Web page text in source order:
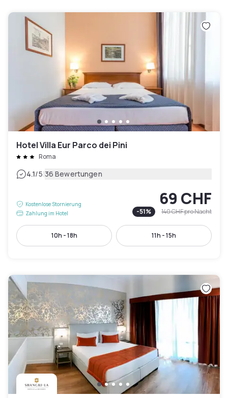
Hotel Villa Eur Parco dei Pini
Roma
4.1/5|36 Bewertungen
Kostenlose Stornierung
Zahlung im Hotel
69 CHF
-51% 140 CHFpro Nacht
10h - 18h 11h - 15h